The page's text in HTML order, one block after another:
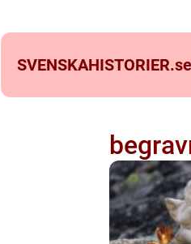
SVENSKAHISTORIER.se